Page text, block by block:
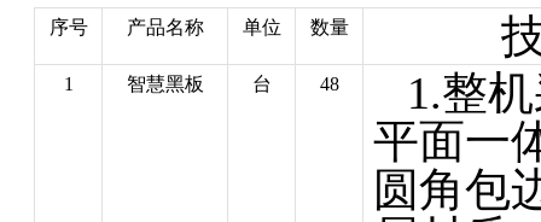
序号 产品名称 单位 数量
1 智慧黑板 台 48
1.整
平面一
圆角包